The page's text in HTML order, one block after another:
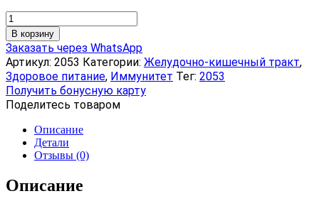
Количество
товара
Пробиогум
Лактис,
таблетки,
60
шт
В корзину
Заказать через WhatsApp
Артикул: 2053 Категории: Желудочно-кишечный тракт,
Здоровое питание, Иммунитет Тег: 2053
Получить бонусную карту
Поделитесь товаром
Описание
Детали
Отзывы (0)
Описание